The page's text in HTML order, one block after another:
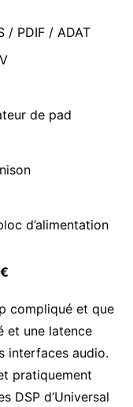
/ PDIF / ADAT
de pad
d’alimentation
compliqué et que
et une latence
interfaces audio.
pratiquement
DSP d’Universal